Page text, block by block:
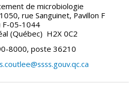
de microbiologie
rue Sanguinet, Pavillon F
F-05-1044
(Québec) H2X 0C2
8000, poste 36210